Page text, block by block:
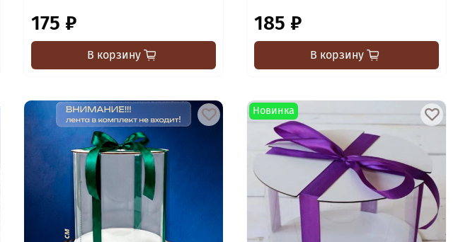
175 ₽
В корзину
185 ₽
В корзину
Новинка